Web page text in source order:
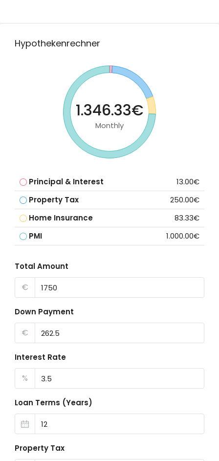
Hypothekenrechner
1.346.33€
Monthly
Principal & Interest
13.00€
Property Tax
250.00€
Home Insurance
83.33€
PMI
1.000.00€
Total Amount
€
Down Payment
€
Interest Rate
%
Loan Terms (Years)
Property Tax